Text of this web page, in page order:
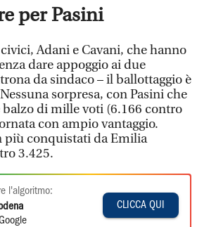
per Pasini
Adani e Cavani, che hanno
dare appoggio ai due
da sindaco – il ballottaggio è
sorpresa, con Pasini che
di mille voti (6.166 contro
con ampio vantaggio.
più conquistati da Emilia
3.425.
l'algoritmo:
CLICCA QUI